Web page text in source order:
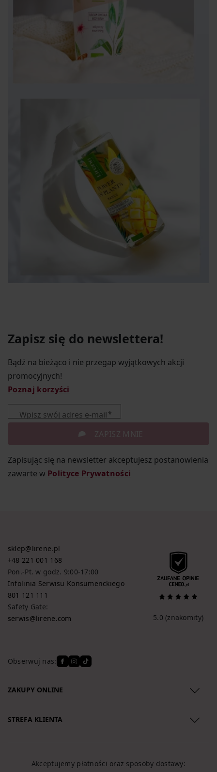
Zapisz się do newslettera!
Bądź na bieżąco i nie przegap wyjątkowych akcji
promocyjnych!
Poznaj korzyści
Wpisz swój adres e-mail
ZAPISZ MNIE
Zapisując się na newsletter akceptujesz postanowienia
zawarte w Polityce Prywatności
Obserwuj nas:
sklep@lirene.pl
+48 221 001 168
Pon.-Pt. w godz. 9:00-17:00
Infolinia Serwisu Konsumenckiego
801 121 111
Safety Gate:
serwis@lirene.com
Akceptujemy płatności oraz sposoby dostawy:
ZAKUPY ONLINE
Polityka Prywatności
Regulamin newslettera
STREFA KLIENTA
Koszty dostawy
5.0 (znakomity)